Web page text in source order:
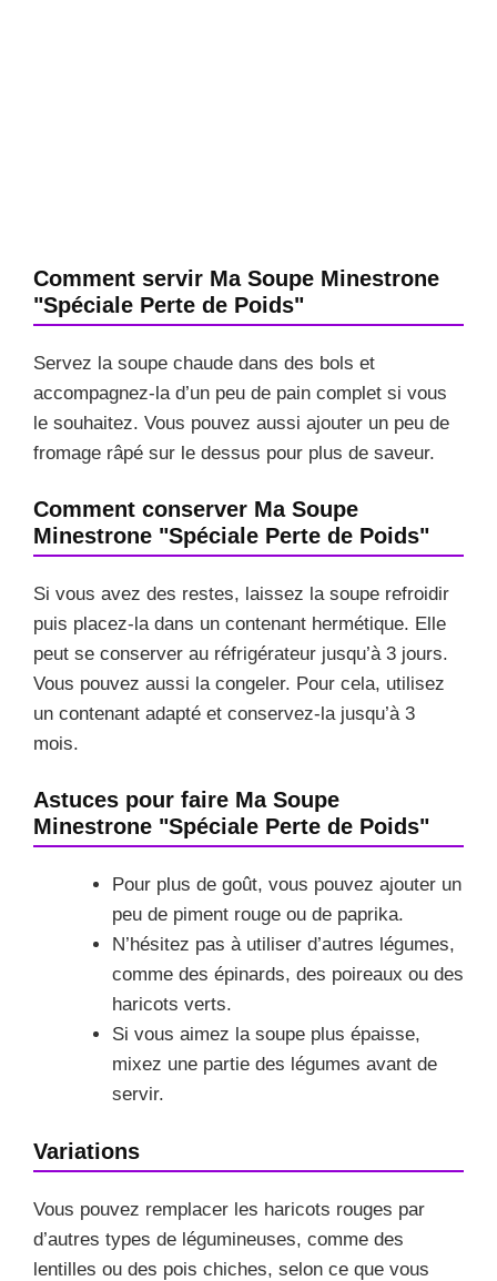
Comment servir Ma Soupe Minestrone
"Spéciale Perte de Poids"
Servez la soupe chaude dans des bols et
accompagnez-la d’un peu de pain complet si vous
le souhaitez. Vous pouvez aussi ajouter un peu de
fromage râpé sur le dessus pour plus de saveur.
Comment conserver Ma Soupe
Minestrone "Spéciale Perte de Poids"
Si vous avez des restes, laissez la soupe refroidir
puis placez-la dans un contenant hermétique. Elle
peut se conserver au réfrigérateur jusqu’à 3 jours.
Vous pouvez aussi la congeler. Pour cela, utilisez
un contenant adapté et conservez-la jusqu’à 3
mois.
Astuces pour faire Ma Soupe
Minestrone "Spéciale Perte de Poids"
Pour plus de goût, vous pouvez ajouter un
peu de piment rouge ou de paprika.
N’hésitez pas à utiliser d’autres légumes,
comme des épinards, des poireaux ou des
haricots verts.
Si vous aimez la soupe plus épaisse,
mixez une partie des légumes avant de
servir.
Variations
Vous pouvez remplacer les haricots rouges par
d’autres types de légumineuses, comme des
lentilles ou des pois chiches, selon ce que vous